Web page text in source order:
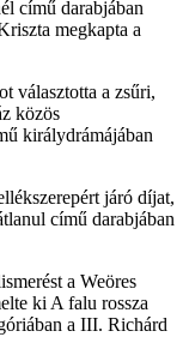
című darabjában
megkapta a
választotta a zsűri,
közös
királydrámájában
járó díjat,
című darabjában
a Weöres
ki A falu rossza
a III. Richárd